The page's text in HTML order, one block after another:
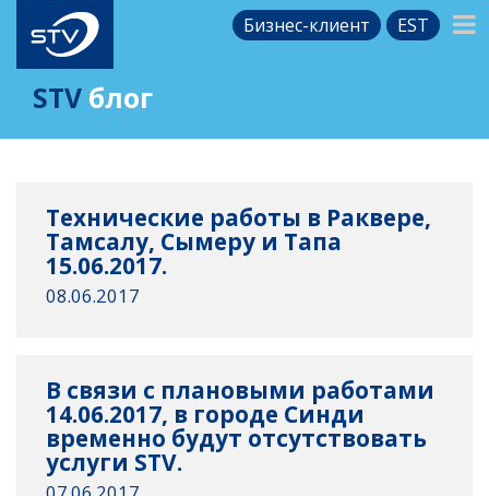
Бизнес-клиент EST
STV блог
Технические работы в Раквере,
Тамсалу, Сымеру и Тапа
15.06.2017.
08.06.2017
В связи с плановыми работами
14.06.2017, в городе Синди
временно будут отсутствовать
услуги STV.